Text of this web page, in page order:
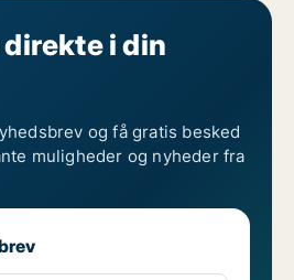
direkte i din
og få gratis besked
muligheder og nyheder fra